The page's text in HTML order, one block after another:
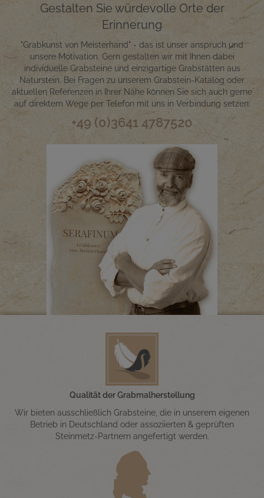
Gestalten Sie würdevolle Orte der
Erinnerung
"Grabkunst von Meisterhand" - das ist unser anspruch und
unsere Motivation. Gern gestalten wir mit Ihnen dabei
individuelle Grabsteine und einzigartige Grabstätten aus
Naturstein. Bei Fragen zu unserem Grabstein-Katalog oder
aktuellen Referenzen in Ihrer Nähe können Sie sich auch gerne
auf direktem Wege per Telefon mit uns in Verbindung setzen:
+49 (0)3641 4787520
Qualität der Grabmalherstellung
Wir bieten ausschließlich Grabsteine, die in unserem eigenen
Betrieb in Deutschland oder assoziierten & geprüften
Steinmetz-Partnern angefertigt werden.